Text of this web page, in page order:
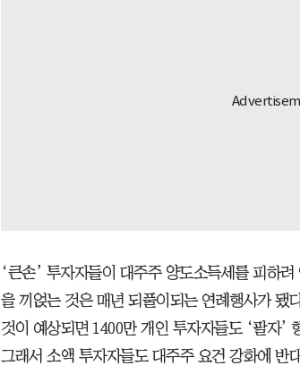
‘큰손’ 투자자들이 대주주 양도소득세를 피하
을 끼얹는 것은 매년 되풀이되는 연례행사가 됐
것이 예상되면 1400만 개인 투자자들도 ‘팔자’
그래서 소액 투자자들도 대주주 요건 강화에 반